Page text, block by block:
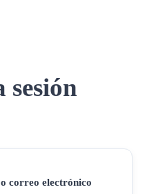
sesión
correo electrónico